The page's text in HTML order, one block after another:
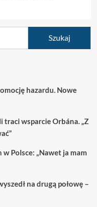
hazardu. Nowe
wsparcie Orbána. „Z
Polsce: „Nawet ja mam
na drugą połowę –